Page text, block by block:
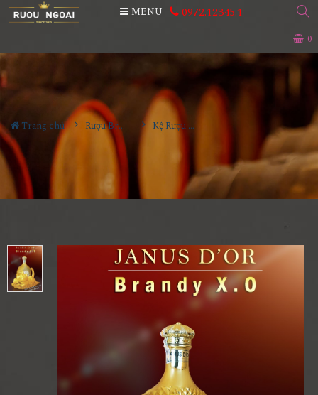
0
MENU 0972.12345.1
Trang chủ Rượu Brandy Kệ Rượu Janus Dor XO - Mèo Nhật 2023